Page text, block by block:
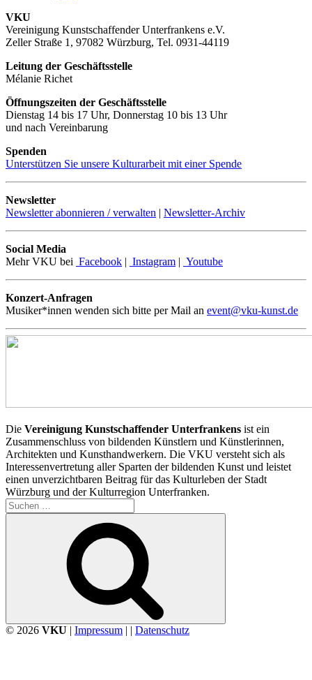
VKU
Vereinigung Kunstschaffender Unterfrankens e.V.
Zeller Straße 1, 97082 Würzburg, Tel. 0931-44119
Leitung der Geschäftsstelle
Mélanie Richet
Öffnungszeiten der Geschäftsstelle
Dienstag 14 bis 17 Uhr, Donnerstag 10 bis 13 Uhr
und nach Vereinbarung
Spenden
Unterstützen Sie unsere Kulturarbeit mit einer Spende
Newsletter
Newsletter abonnieren / verwalten | Newsletter-Archiv
Social Media
Mehr VKU bei Facebook | Instagram | Youtube
Konzert-Anfragen
Musiker*innen wenden sich bitte per Mail an event@vku-kunst.de
Die Vereinigung Kunstschaffender Unterfrankens ist ein
Zusammenschluss von bildenden Künstlern und Künstlerinnen,
Architekten und Kunsthandwerkern. Die VKU versteht sich als
Interessenvertretung aller Sparten der bildenden Kunst und leistet
einen unverzichtbaren Beitrag für das Kulturleben der Stadt
Würzburg und der Kulturregion Unterfranken.
Suchen
nach:
© 2026 VKU | Impressum | | Datenschutz